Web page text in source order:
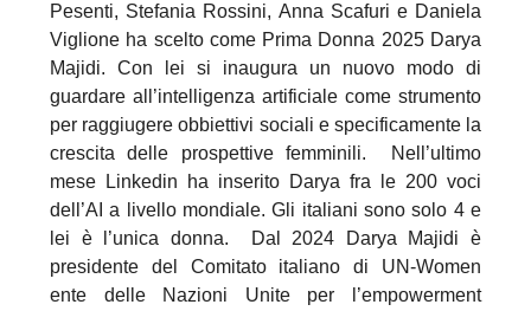
Pesenti, Stefania Rossini, Anna Scafuri e Daniela
Viglione ha scelto come Prima Donna 2025 Darya
Majidi. Con lei si inaugura un nuovo modo di
guardare all’intelligenza artificiale come strumento
per raggiugere obbiettivi sociali e specificamente la
crescita delle prospettive femminili. Nell’ultimo
mese Linkedin ha inserito Darya fra le 200 voci
dell’AI a livello mondiale. Gli italiani sono solo 4 e
lei è l’unica donna. Dal 2024 Darya Majidi è
presidente del Comitato italiano di UN-Women
ente delle Nazioni Unite per l’empowerment